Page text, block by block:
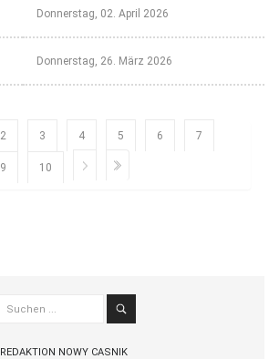
Donnerstag, 02. April 2026
Donnerstag, 26. März 2026
2 3 4 5 6 7
9 10
Suchen
REDAKTION NOWY CASNIK